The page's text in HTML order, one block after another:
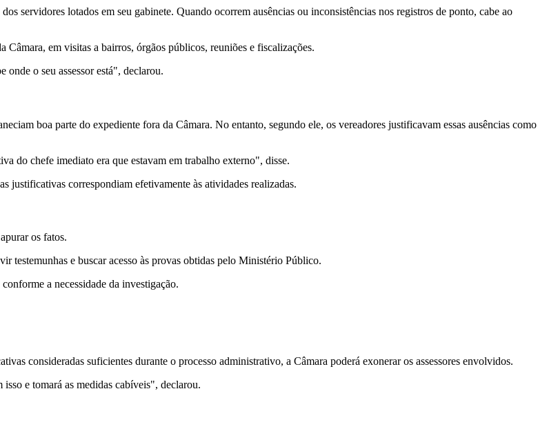
servidores lotados em seu gabinete. Quando ocorrem ausências ou inconsistências nos registros de ponto, cabe ao
Câmara, em visitas a bairros, órgãos públicos, reuniões e fiscalizações.
onde o seu assessor está", declarou.
boa parte do expediente fora da Câmara. No entanto, segundo ele, os vereadores justificavam essas ausências como
do chefe imediato era que estavam em trabalho externo", disse.
justificativas correspondiam efetivamente às atividades realizadas.
os fatos.
testemunhas e buscar acesso às provas obtidas pelo Ministério Público.
a necessidade da investigação.
consideradas suficientes durante o processo administrativo, a Câmara poderá exonerar os assessores envolvidos.
e tomará as medidas cabíveis", declarou.